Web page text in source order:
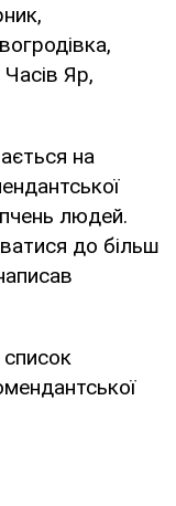
Яр,
на
людей.
до більш